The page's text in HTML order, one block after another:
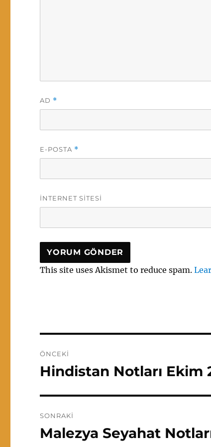
AD *
E-POSTA *
İNTERNET SITESI
This site uses Akismet to reduce spam.
gezinmesi
ÖNCEKI
Önceki
Hindistan Notları Ekim
SONRAKI
Sonraki
Malezya Seyahat